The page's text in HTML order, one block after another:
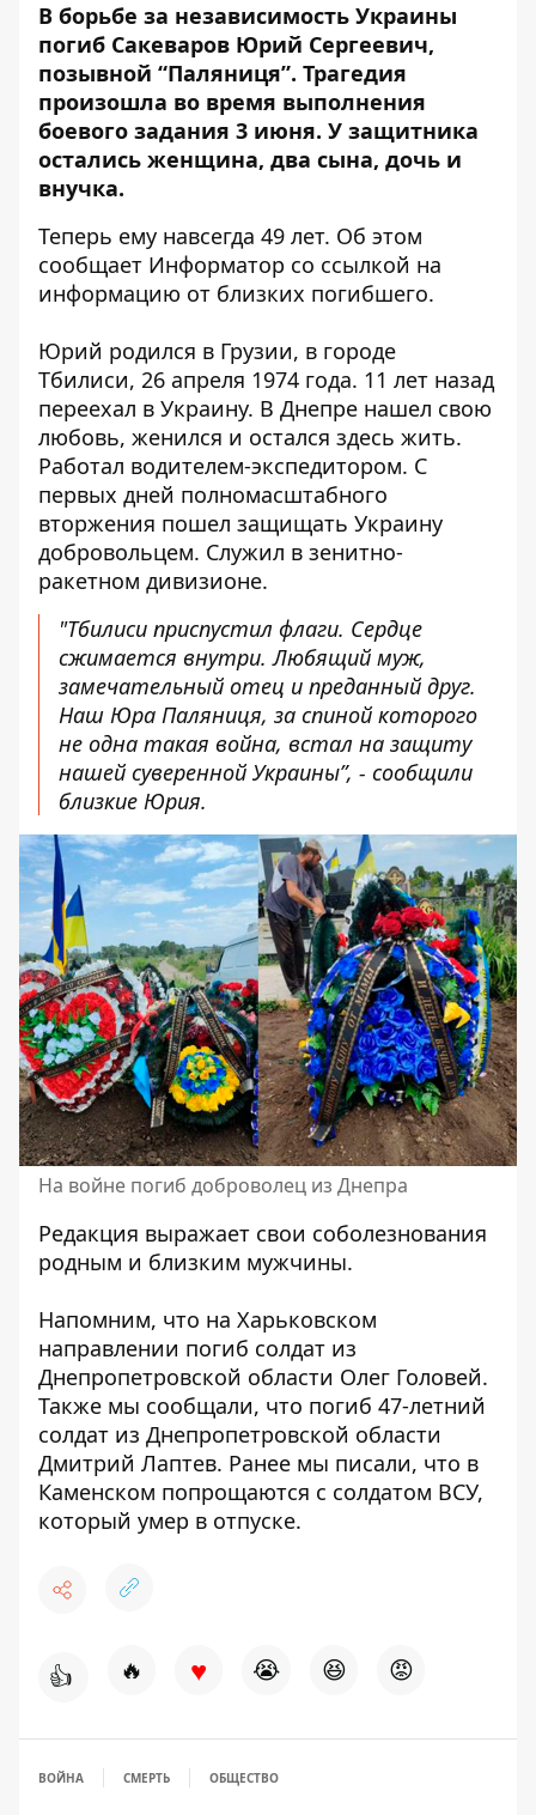
В борьбе за независимость Украины
погиб Сакеваров Юрий Сергеевич,
позывной “Паляниця”. Трагедия
произошла во время выполнения
боевого задания 3 июня. У защитника
остались женщина, два сына, дочь и
внучка.
Теперь ему навсегда 49 лет. Об этом
сообщает Информатор со ссылкой на
информацию от близких погибшего.
Юрий родился в Грузии, в городе
Тбилиси, 26 апреля 1974 года. 11 лет назад
переехал в Украину. В Днепре нашел свою
любовь, женился и остался здесь жить.
Работал водителем-экспедитором. С
первых дней полномасштабного
вторжения пошел защищать Украину
добровольцем. Служил в зенитно-
ракетном дивизионе.
"Тбилиси приспустил флаги. Сердце
сжимается внутри. Любящий муж,
замечательный отец и преданный друг.
Наш Юра Паляниця, за спиной которого
не одна такая война, встал на защиту
нашей суверенной Украины”, - сообщили
близкие Юрия.
На войне погиб доброволец из Днепра
Редакция выражает свои соболезнования
родным и близким мужчины.
Напомним, что на Харьковском
направлении погиб солдат из
Днепропетровской области Олег Головей.
Также мы сообщали, что погиб 47-летний
солдат из Днепропетровской области
Дмитрий Лаптев. Ранее мы писали, что в
Каменском попрощаются с солдатом ВСУ,
который умер в отпуске.
👍 🔥 ♥ 😭 😆 😡
ВОЙНА СМЕРТЬ ОБЩЕСТВО